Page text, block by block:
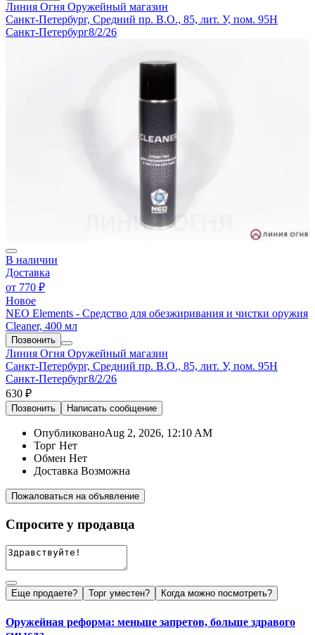
Линия Огня Оружейный магазин
Санкт-Петербург, Средний пр. В.О., 85, лит. У, пом. 95Н
Санкт-Петербург8/2/26
В наличии
Доставка
от 770 ₽
Новое
NEO Elements - Средство для обезжиривания и чистки оружия
Cleaner, 400 мл
Позвонить
Линия Огня Оружейный магазин
Санкт-Петербург, Средний пр. В.О., 85, лит. У, пом. 95Н
Санкт-Петербург8/2/26
630 ₽
Позвонить Написать сообщение
ОпубликованоAug 2, 2026, 12:10 AM
Торг Нет
Обмен Нет
Доставка Возможна
Пожаловаться на объявление
Спросите у продавца
Еще продаете? Торг уместен? Когда можно посмотреть?
Оружейная реформа: меньше запретов, больше здравого